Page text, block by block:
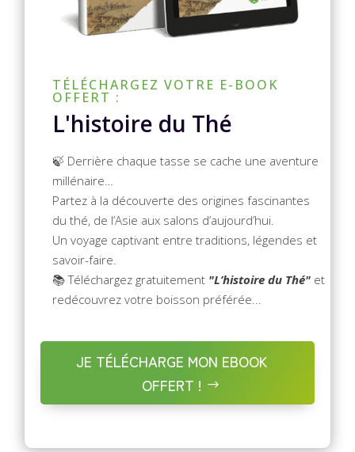
TÉLÉCHARGEZ VOTRE E-BOOK
OFFERT :
L'histoire du Thé
🍃 Derrière chaque tasse se cache une aventure
millénaire…
Partez à la découverte des origines fascinantes
du thé, de l’Asie aux salons d’aujourd’hui.
Un voyage captivant entre traditions, légendes et
savoir-faire.
📚 Téléchargez gratuitement "L’histoire du Thé" et
redécouvrez votre boisson préférée...
JE TÉLÉCHARGE MON EBOOK
OFFERT !